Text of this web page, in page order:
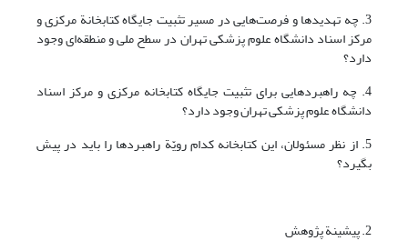
3. چه تهدیدها و فرصت‌هایی در مسیر تثبیت جایگاه کتابخانة مرکزی و
مرکز اسناد دانشگاه علوم پزشکی تهران در سطح ملی و منطقه‌ای وجود
دارد؟
4. چه راهبردهایی برای تثبیت جایگاه کتابخانه مرکزی و مرکز اسناد
دانشگاه علوم پزشکی تهران وجود دارد؟
5. از نظر مسئولان، این کتابخانه کدام رویّة راهبردها را باید در پیش
بگیرد؟
2. پیشینة پژوهش